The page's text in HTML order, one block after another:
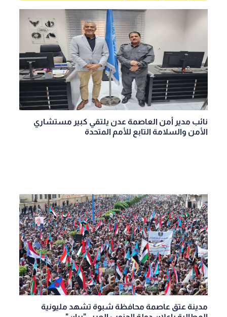
نائب مدير أمن العاصمة عدن يلتقي كبير مستشاري
الأمن والسلامة التابع للأمم المتحدة
مدينة عتق عاصمة محافظة شبوة تشهد مليونية